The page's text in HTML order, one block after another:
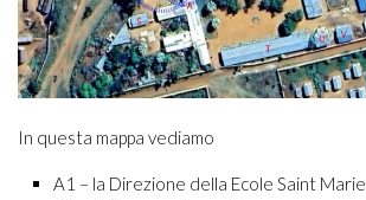
In questa mappa vediamo
A1 – la Direzione della Ecole Saint Marie